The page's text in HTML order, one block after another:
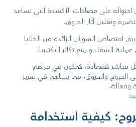
على مضادات الأكسدة التي تساعد
وتقليل آثار الحروق.
امتصاص السوائل الزائدة من الخلايا
الشفاء ويمنع تكاثر البكتيريا.
مباشر كضمادة، كمكون في مراهم
الجروح والحروق، مما يساهم في تعزيز
وفعالة.
كيفية استخدامة